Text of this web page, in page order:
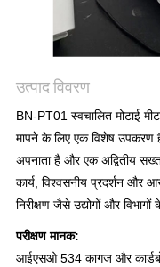
PRIVACY
POLICY
उत्पाद विवरण
BN-PT01 स्वचालित मोटाई
मापने के लिए एक विशेष उपकरण
अपनाता है और एक अद्वितीय
कार्य, विश्वसनीय प्रदर्शन और
निरीक्षण जैसे उद्योगों और
परीक्षण मानक:
आईएसओ 534 कागज और